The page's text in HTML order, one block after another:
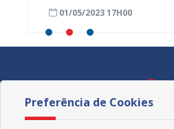
01/05/2023 17H00
Preferência de Cookies